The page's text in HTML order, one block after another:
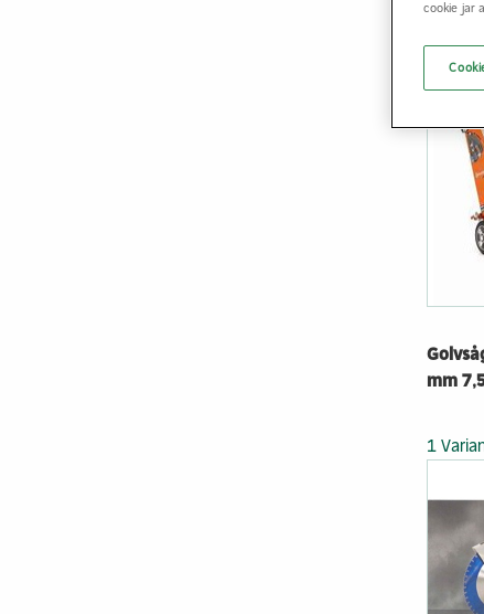
1
mm
1
cookie jar